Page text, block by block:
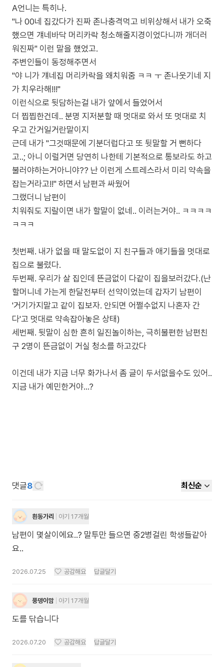
A언니는 특히나.
"나 00네 집갔다가 진짜 존나충격먹고 비위상해서 내가 오죽
했으면 걔네바닥 머리카락 청소해줄지경이었다니까 개더러
워진짜" 이런 말을 했었고.
주변인들이 동정해주면서
"야 니가 걔네집 머리카락을 왜치워줌 ㅋㅋ ㅜ 존나웃기네 지
가 치우라해!!!"
이런식으로 뒷담하는걸 내가 앞에서 들었어서
더 찝찝한건데.. 분명 지저분할 때 멋대로 와서 또 멋대로 치
우고 간거일거란말이지
근데 내가 "그것때문에 기분더럽다고 또 뒷말할 거 뻔하다
고..; 아니 이럴거면 당연히 나한테 기본적으로 통보라도 하고
불러야하는거아니야?? 난 이런게 스트레스라서 미리 약속을
잡는거라고!!" 하면서 남편과 싸웠어
그랬더니 남편이
치워줘도 지랄이면 내가 할말이 없네.. 이러는거야.. ㅋㅋㅋㅋ
ㅋㅋㅋ
첫번째. 내가 없을 때 말도없이 지 친구들과 애기들을 멋대로
집으로 불렀다.
두번째. 우리가 살 집인데 뜬금없이 다같이 집을보러갔다.(난
할머니네 가는게 한달전부터 선약이었는데 갑자기 남편이
'거기가지말고 같이 집보자. 안되면 어쩔수없지 나혼자 간
다'고 멋대로 약속잡아놓은 상태)
세번째. 뒷말이 심한 흔히 일진놀이하는, 극히불편한 남편친
구 2명이 뜬금없이 거실 청소를 하고갔다
이건데 내가 지금 너무 화가나서 좀 글이 두서없을수도 있어..
지금 내가 예민한거야...?
댓글8 최신순
흰동가리 아기 17개월
남편이 몇살이에요..? 말투만 들으면 중2병걸린 학생들같아
요..
2026.07.25 공감해요 답글달기
풍뎅이맘 아기 17개월
도를 닦습니다
2026.07.20 공감해요 답글달기